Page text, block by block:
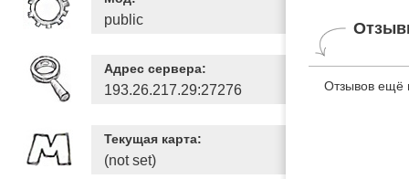
public
Адрес сервера:
193.26.217.29:27276
Текущая карта:
(not set)
Отзывов ещё